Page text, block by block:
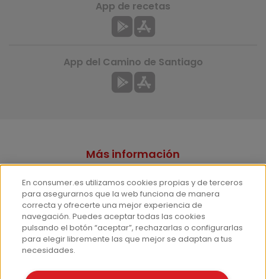
Más información
Hemeroteca
Contacto
Prensa
Corpus Lingüístico Consumer
App de recetas
App del Camino de Santiago
En consumer.es utilizamos cookies propias y de terceros
para asegurarnos que la web funciona de manera
correcta y ofrecerte una mejor experiencia de
navegación. Puedes aceptar todas las cookies
pulsando el botón “aceptar”, rechazarlas o configurarlas
para elegir libremente las que mejor se adaptan a tus
necesidades.